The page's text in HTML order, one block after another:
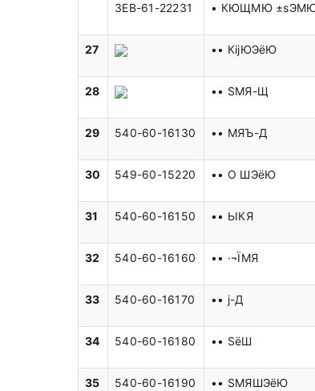
3EB-61-22231 • КЮЩМЮ
27 •• КіјЮЭёЮ
28 •• ЅМЯ-Щ
29 540-60-16130 •• МЯЪ-Д
30 549-60-15220 •• O ШЭёЮ
31 540-60-16150 •• ЬІКЯ
32 540-60-16160 •• ·¬ЇМЯ
33 540-60-16170 •• ј-Д
34 540-60-16180 •• ЅёШ­
35 540-60-16190 •• ЅМЯШЭёЮ